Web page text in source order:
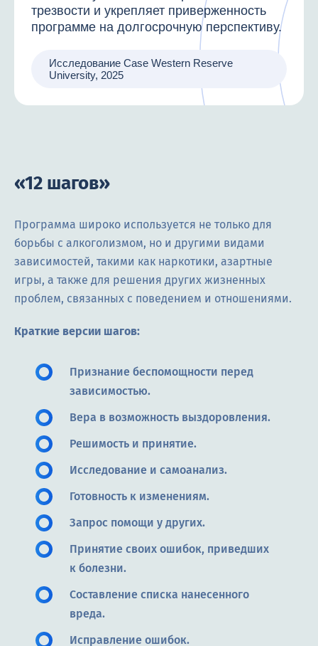
трезвости и укрепляет приверженность
программе на долгосрочную перспективу.
Исследование Case Western Reserve
University, 2025
«12 шагов»
Программа широко используется не только для
борьбы с алкоголизмом, но и другими видами
зависимостей, такими как наркотики, азартные
игры, а также для решения других жизненных
проблем, связанных с поведением и отношениями.
Краткие версии шагов:
Признание беспомощности перед
зависимостью.
Вера в возможность выздоровления.
Решимость и принятие.
Исследование и самоанализ.
Готовность к изменениям.
Запрос помощи у других.
Принятие своих ошибок, приведших
к болезни.
Составление списка нанесенного
вреда.
Исправление ошибок.